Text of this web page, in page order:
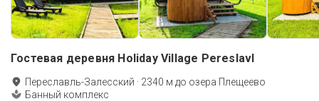
Гостевая деревня Holiday Village Pereslavl
Переславль-Залесский · 2340 м до озера Плещеево
Банный комплекс